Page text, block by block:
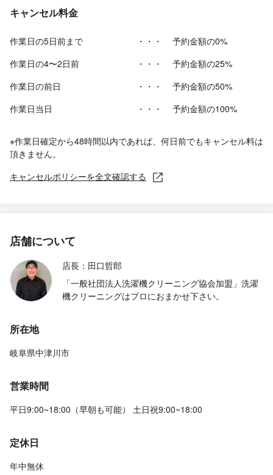
キャンセル料金
作業日の5日前まで ・・・
予約金額の0%
作業日の4〜2日前
・・・
予約金額の25%
作業日の前日
・・・
予約金額の50%
作業日当日
・・・ 予約金額の100%
※作業日確定から48時間以内であれば、何日前でもキャンセル料は
頂きません。
キャンセルポリシーを全文確認する
店舗について
店長：田口哲郎
「一般社団法人洗濯機クリーニング協会加盟」洗濯
機クリーニングはプロにおまかせ下さい。
所在地
岐阜県中津川市
営業時間
平日9:00~18:00（早朝も可能） 土日祝9:00~18:00
定休日
年中無休